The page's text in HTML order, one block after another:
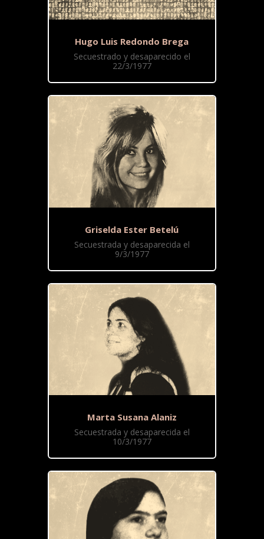
Hugo Luis Redondo Brega
Secuestrado y desaparecido el
22/3/1977
Griselda Ester Betelú
Secuestrada y desaparecida el
9/3/1977
Marta Susana Alaniz
Secuestrada y desaparecida el
10/3/1977